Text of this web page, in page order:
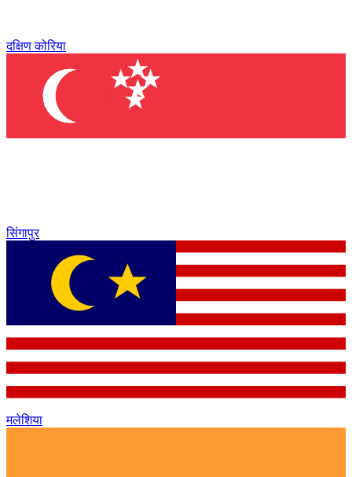
दक्षिण कोरिया
सिंगापुर
मलेशिया